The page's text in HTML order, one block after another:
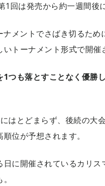
1回は発売から約一週間後
メントでさばき切るため
トーナメント形式で開催
1つも落とすことなく優
はとどまらず、後続の大
位が予想されます。
日に開催されているカリ